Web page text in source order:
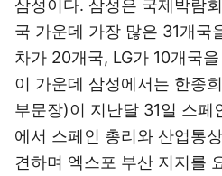
삼성이다. 삼성은 국제박람
국 가운데 가장 많은 31개국
차가 20개국, LG가 10개국
이 가운데 삼성에서는 한종
부문장)이 지난달 31일 스페
에서 스페인 총리와 산업통
견하며 엑스포 부산 지지를